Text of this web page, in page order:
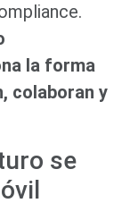
la forma
colaboran y
se